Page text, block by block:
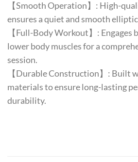
【Smooth Operation】: High-
ensures a quiet and smooth
【Full-Body Workout】: Engages
lower body muscles for a
session.
【Durable Construction】: Built
materials to ensure long-lasting
durability.